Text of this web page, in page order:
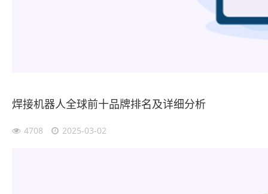
焊接机器人全球前十品牌排名及详细分析
4708 2025-03-02